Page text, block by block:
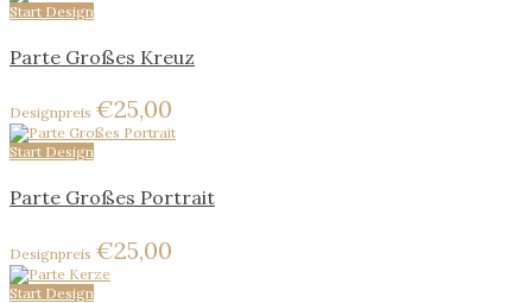
Start Design
Parte Großes Kreuz
€25,00
Start Design
Parte Großes Portrait
€25,00
Start Design